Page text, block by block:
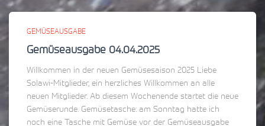
GEMÜSEAUSGABE
Gemüseausgabe 04.04.2025
Willkommen in der neuen Gemüsesaison 2025 Liebe
Solawi-Mitglieder, ein herzliches Willkommen an alle
neuen Mitglieder. Ab diesem Wochenende startet die neue
Gemüserunde. Gemüsetasche: am Sonntag hatte ich
noch eine Tasche mit Gemüse vor der Gemüseausgabe